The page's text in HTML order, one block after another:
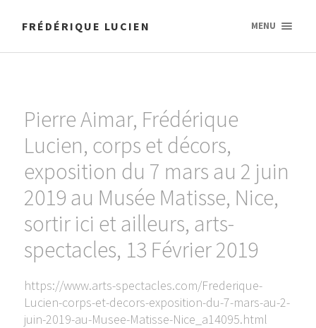
FRÉDÉRIQUE LUCIEN MENU
Pierre Aimar, Frédérique
Lucien, corps et décors,
exposition du 7 mars au 2 juin
2019 au Musée Matisse, Nice,
sortir ici et ailleurs, arts-
spectacles, 13 Février 2019
https://www.arts-spectacles.com/Frederique-
Lucien-corps-et-decors-exposition-du-7-mars-au-2-
juin-2019-au-Musee-Matisse-Nice_a14095.html